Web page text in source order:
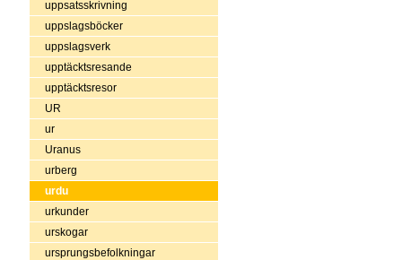
uppsatsskrivning
uppslagsböcker
uppslagsverk
upptäcktsresande
upptäcktsresor
UR
ur
Uranus
urberg
urdu
urkunder
urskogar
ursprungsbefolkningar